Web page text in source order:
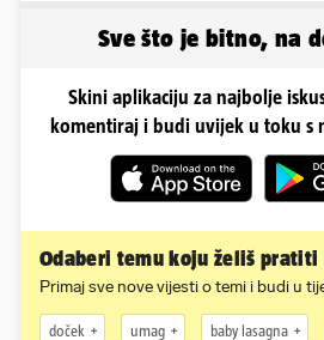
Sve što je bitno, na
Skini aplikaciju za najbolje
komentiraj i budi uvijek u toku s
Odaberi temu koju želiš pratiti
Primaj sve nove vijesti o temi i budi u
doček umag baby lasagna